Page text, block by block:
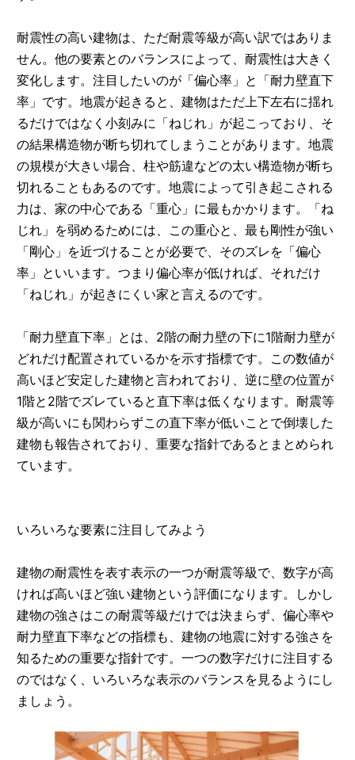
耐震性の高い建物は、ただ耐震等級が高い訳ではありま
せん。他の要素とのバランスによって、耐震性は大きく
変化します。注目したいのが「偏心率」と「耐力壁直下
率」です。地震が起きると、建物はただ上下左右に揺れ
るだけではなく小刻みに「ねじれ」が起こっており、そ
の結果構造物が断ち切れてしまうことがあります。地震
の規模が大きい場合、柱や筋違などの太い構造物が断ち
切れることもあるのです。地震によって引き起こされる
力は、家の中心である「重心」に最もかかります。「ね
じれ」を弱めるためには、この重心と、最も剛性が強い
「剛心」を近づけることが必要で、そのズレを「偏心
率」といいます。つまり偏心率が低ければ、それだけ
「ねじれ」が起きにくい家と言えるのです。
「耐力壁直下率」とは、2階の耐力壁の下に1階耐力壁が
どれだけ配置されているかを示す指標です。この数値が
高いほど安定した建物と言われており、逆に壁の位置が
1階と2階でズレていると直下率は低くなります。耐震等
級が高いにも関わらずこの直下率が低いことで倒壊した
建物も報告されており、重要な指針であるとまとめられ
ています。
いろいろな要素に注目してみよう
建物の耐震性を表す表示の一つが耐震等級で、数字が高
ければ高いほど強い建物という評価になります。しかし
建物の強さはこの耐震等級だけでは決まらず、偏心率や
耐力壁直下率などの指標も、建物の地震に対する強さを
知るための重要な指針です。一つの数字だけに注目する
のではなく、いろいろな表示のバランスを見るようにし
ましょう。